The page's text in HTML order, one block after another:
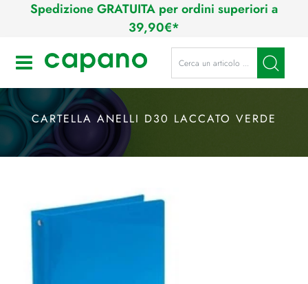
Spedizione GRATUITA per ordini superiori a
39,90€*
Open La modifica di un filtro
CARTELLA ANELLI D30 LACCATO VERDE